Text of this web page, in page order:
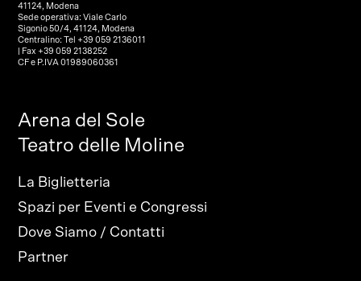
41124, Modena
Sede operativa: Viale Carlo
Sigonio 50/4, 41124, Modena
Centralino: Tel +39 059 2136011
| Fax +39 059 2138252
CF e P.IVA 01989060361
Arena del Sole
Teatro delle Moline
La Biglietteria
Spazi per Eventi e Congressi
Dove Siamo / Contatti
Partner